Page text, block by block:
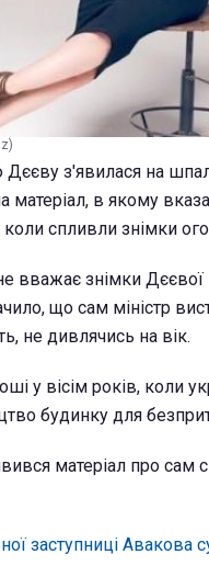
з'явилася на
матеріал, в якому
спливли знімки
вважає знімки
що сам міністр
не дивлячись на вік.
у вісім років, коли
будинку для
матеріал про сам
заступниці Авакова